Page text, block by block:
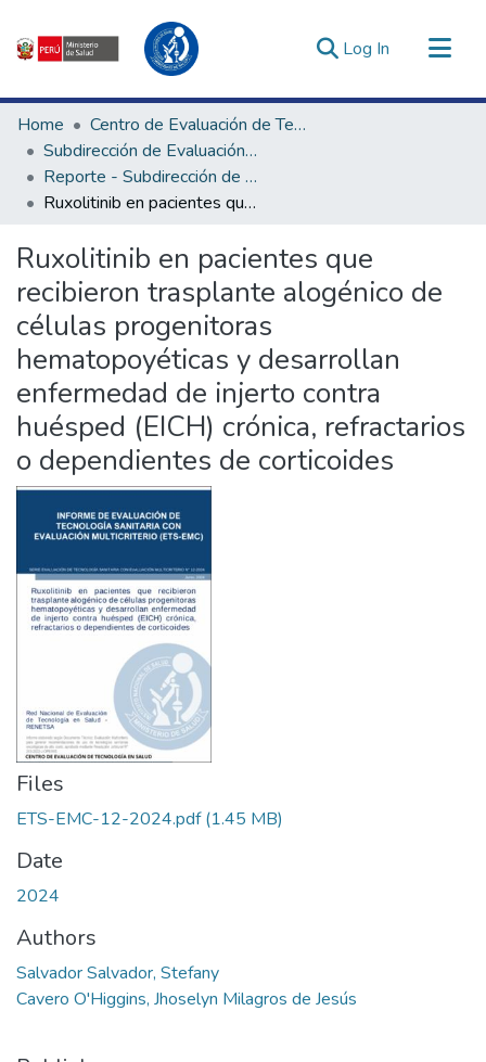
Log In (current)
Communities & Collections
All of DSpace
Statistics
Estadísticas Externas
Enlaces de interés ▾
Home
Centro de Evaluación de Tecnologías en Salud
Subdirección de Evaluación de Tecnologías Sanitarias
Reporte - Subdirección de Evaluación de Tecnologías Sanitarias
Ruxolitinib en pacientes que recibieron trasplante alogénico de células progenitoras hematopoyéticas y desarrollan enfermedad de injerto contra huésped (EICH) crónica, refractarios o dependientes de corticoides
Ruxolitinib en pacientes que
recibieron trasplante alogénico de
células progenitoras
hematopoyéticas y desarrollan
enfermedad de injerto contra
huésped (EICH) crónica, refractarios
o dependientes de corticoides
Files
ETS-EMC-12-2024.pdf(1.45 MB)
Date
2024
Authors
Salvador Salvador, Stefany
Cavero O'Higgins, Jhoselyn Milagros de Jesús